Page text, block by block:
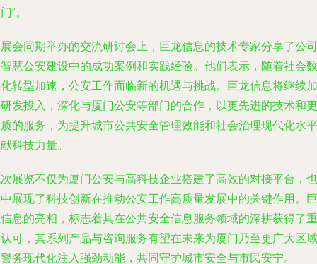
”。
会同期举办的交流研讨会上，巨龙信息的技术专家分享了公司
慧公安建设中的成功案例和实践经验。他们表示，随着社会数
转型加速，公安工作面临新的机遇与挑战。巨龙信息将继续加
发投入，深化与厦门公安等部门的合作，以更先进的技术和更
的服务，为提升城市公共安全管理效能和社会治理现代化水平
科技力量。
展览不仅为厦门公安与高科技企业搭建了高效的对接平台，也
展现了科技创新在推动公安工作高质量发展中的关键作用。巨
息的亮相，标志着其在公共安全信息服务领域的深耕获得了重
可，其系列产品与咨询服务有望在未来为厦门乃至更广大区域
务现代化注入强劲动能，共同守护城市安全与市民安宁。